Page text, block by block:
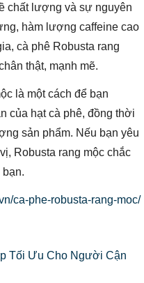
chất lượng và sự nguyên
hàm lượng caffeine cao
cà phê Robusta rang
thật, mạnh mẽ.
là một cách để bạn
của hạt cà phê, đồng thời
sản phẩm. Nếu bạn yêu
Robusta rang mộc chắc
ca-phe-robusta-rang-moc/
Tối Ưu Cho Người Cận